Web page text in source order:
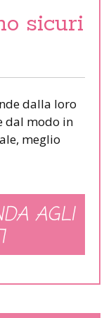
sicuri
dalla loro
dal modo in
meglio
AGLI